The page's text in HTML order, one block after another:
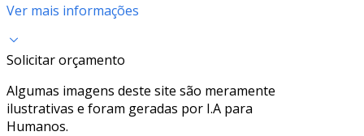
Ver mais informações
Solicitar orçamento
Algumas imagens deste site são meramente
ilustrativas e foram geradas por I.A para
Humanos.